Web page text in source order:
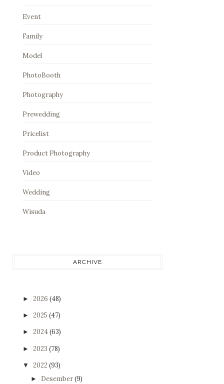
Event
Family
Model
PhotoBooth
Photography
Prewedding
Pricelist
Product Photography
Video
Wedding
Wisuda
ARCHIVE
► 2026 (48)
► 2025 (47)
► 2024(63)
► 2023 (78)
▼ 2022 (93)
► Desember(9)